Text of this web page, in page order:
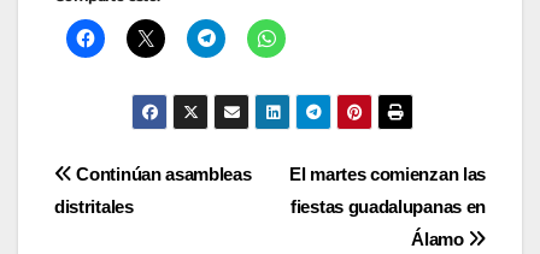
Navegación
El martes comienzan las
fiestas guadalupanas en
Álamo
Continúan asambleas
distritales